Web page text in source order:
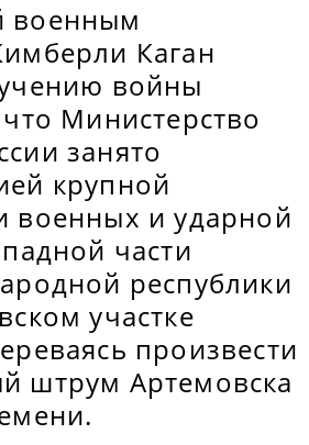
военным
Каган
войны
Министерство
занято
крупной
военных и ударной
части
республики
участке
произвести
штрум Артемовска